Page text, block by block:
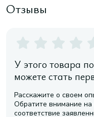
Отзывы
У этого товара
можете стать
Расскажите о своем
Обратите внимание на
соответствие